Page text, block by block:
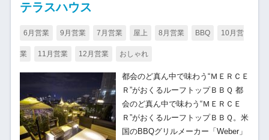
テラスハウス
6月営業 9月営業 7月営業 屋上 8月営業 BBQ 10月営
業 11月営業 12月営業 おしゃれ
都会のど真ん中で味わう“ＭＥＲＣＥ
Ｒ”がおくるルーフトップＢＢＱ 都
会のど真ん中で味わう“ＭＥＲＣＥ
Ｒ”がおくるルーフトップＢＢＱ。米
国のBBQグリルメーカー「Weber」